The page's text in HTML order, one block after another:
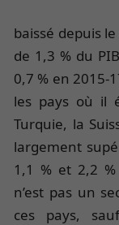
baissé depuis
de 1,3 % du
0,7 % en 2015-
les pays où il
Turquie, la
largement
1,1 % et 2,2
n’est pas un
ces pays,